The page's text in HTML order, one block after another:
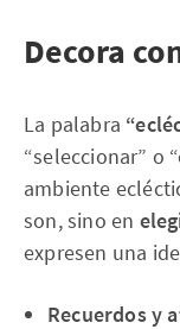
Decora
La palabra
“seleccionar” o
ambiente
son, sino en
expresen una
Recuerdos y